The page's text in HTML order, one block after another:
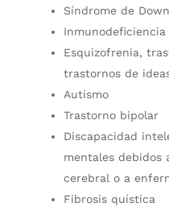
Síndrome de Down
Esquizofrenia,
trastornos de
Autismo
Trastorno bipolar
Discapacidad
mentales debidos
cerebral o a
Fibrosis quística